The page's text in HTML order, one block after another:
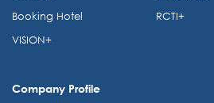
Booking Hotel
VISION+
RCTI+
Company Profile